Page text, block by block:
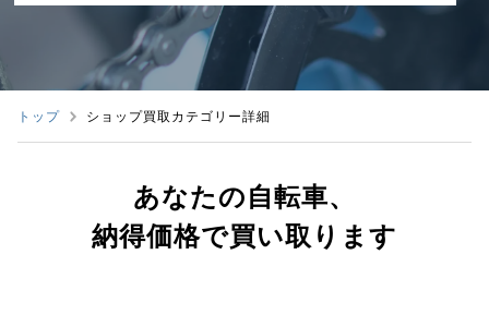
トップ ショップ買取カテゴリー詳細
あなたの自転車、
納得価格で買い取ります